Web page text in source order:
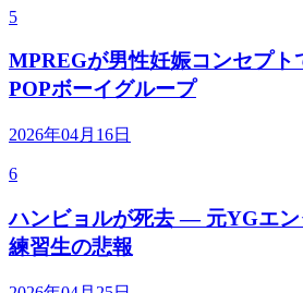
5
MPREGが男性妊娠コンセプト
POPボーイグループ
2026年04月16日
6
ハンビョルが死去 — 元YGエン
練習生の悲報